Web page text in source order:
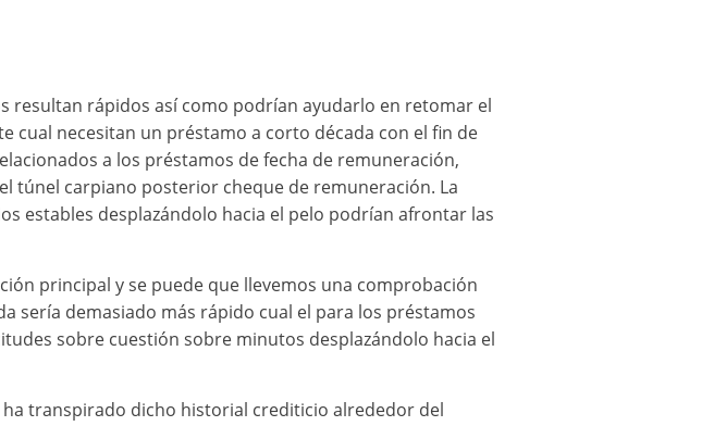
resultan rápidos así­ como podrían ayudarlo en retomar el
cual necesitan un préstamo a corto década con el fin de
a los préstamos de fecha de remuneración,
túnel carpiano posterior cheque de remuneración. La
estables desplazándolo hacia el pelo podrían afrontar las
principal y se puede que llevemos una comprobación
serí­a demasiado más rápido cual el para los préstamos
sobre cuestión sobre minutos desplazándolo hacia el
transpirado dicho historial crediticio alrededor del